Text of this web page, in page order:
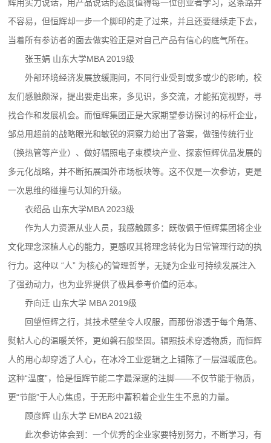
辉用实力说话，用产品说话的态度值得每一位创业者学习，这条路并
不容易，但恒辉却一步一个脚印的走了过来，并且还要继续走下去，
当着所有参访者的面去做实验正是对自己产品有信心的底气所在。
张玉娟 山东大学MBA 2019级
外部环境经济发展放缓期间，不同行业受到或多或少的影响，校
友们感触颇深，提出要走出来，多见识，多交流，才能拓宽视野，寻
找合作和发展机会。而恒辉集团正是大家期望参访探讨的标杆企业，
邹总用超前的战略眼光和敏锐的洞察力给出了答案，做强传统行业
（换热管等产业）、做好辐照电子束模块产业、探索恒辉优品发展的
多元化战略，并不断拓展国外市场板块等。这不仅是一次参访，更是
一次思维的碰撞与认知的升级。
衣绍品 山东大学MBA 2023级
作为人力资源从业人员，我感触颇多：既敬佩于恒辉集团将企业
文化理念深植人心的能力，更感叹其将理念转化为日常管理行动的执
行力。这种以 “人” 为核心的管理哲学，无疑为企业可持续发展注入
了强劲动力，也为业界提供了极具参考价值的范本。
乔向迁 山东大学 MBA 2019级
回望恒辉之行，其技术壁垒令人叹服，而那份渗透于每个角落、
熨帖人心的温暖关怀，更如磐石般坚固。辐照技术穿透物质，而恒辉
人的用心却穿透了人心，在冰冷工业逻辑之上铺陈了一层温暖底色。
这种“温度”，恰是恒辉节能二字最深邃的注脚——不仅节能于物质，
更“节能”于人心焦虑，于无形中蓄积着企业生生不息的力量。
顾彦辉 山东大学 EMBA 2021级
此次参访体会到：一个优秀的企业家要特别努力，不断学习，有